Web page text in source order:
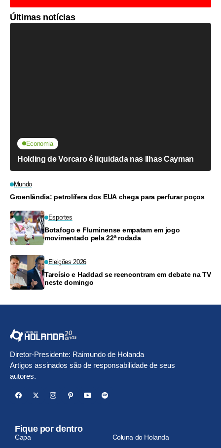
Últimas notícias
Economia
Holding de Vorcaro é liquidada nas Ilhas Cayman
Mundo
Groenlândia: petrolífera dos EUA chega para perfurar poços
Esportes
Botafogo e Fluminense empatam em jogo
movimentado pela 22ª rodada
Eleições 2026
Tarcísio e Haddad se reencontram em debate na TV
neste domingo
Diretor-Presidente: Raimundo de Holanda
Artigos assinados são de responsabilidade de seus
autores.
Fique por dentro
Capa
Coluna do Holanda